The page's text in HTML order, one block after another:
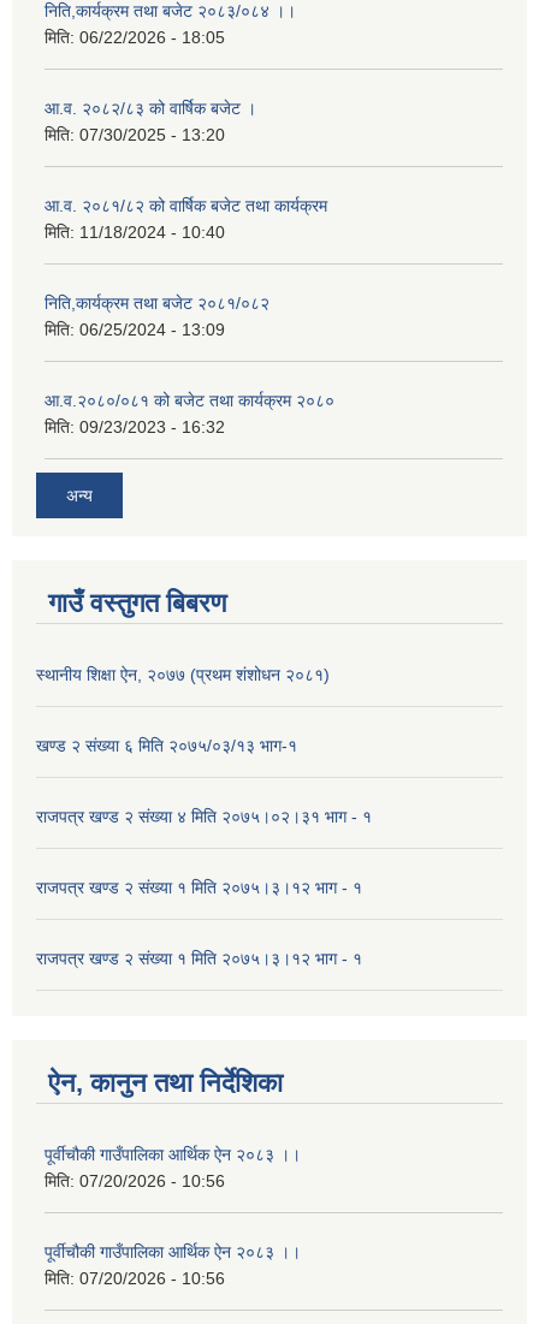
निति,कार्यक्रम तथा बजेट २०८३/०८४ ।।
मिति: 06/22/2026 - 18:05
आ.व. २०८२/८३ को वार्षिक बजेट ।
मिति: 07/30/2025 - 13:20
आ.व. २०८१/८२ को वार्षिक बजेट तथा कार्यक्रम
मिति: 11/18/2024 - 10:40
निति,कार्यक्रम तथा बजेट २०८१/०८२
मिति: 06/25/2024 - 13:09
आ.व.२०८०/०८१ को बजेट तथा कार्यक्रम २०८०
मिति: 09/23/2023 - 16:32
अन्य
गाउँ वस्तुगत बिबरण
स्थानीय शिक्षा ऐन, २०७७ (प्रथम शंशोधन २०८१)
खण्ड २ संख्या ६ मिति २०७५/०३/१३ भाग-१
राजपत्र खण्ड २ संख्या ४ मिति २०७५।०२।३१ भाग - १
राजपत्र खण्ड २ संख्या १ मिति २०७५।३।१२ भाग - १
राजपत्र खण्ड २ संख्या १ मिति २०७५।३।१२ भाग - १
ऐन, कानुन तथा निर्देशिका
पूर्वीचौकी गाउँपालिका आर्थिक ऐन २०८३ ।।
मिति: 07/20/2026 - 10:56
पूर्वीचौकी गाउँपालिका आर्थिक ऐन २०८३ ।।
मिति: 07/20/2026 - 10:56